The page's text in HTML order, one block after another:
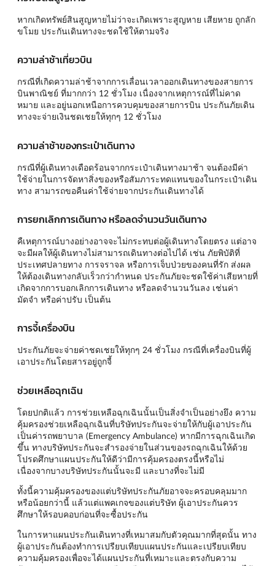
หากเกิดทรัพย์สินสูญหายไม่ว่าจะเกิดเพราะสูญหาย เสียหาย ถูกลัก
ขโมย ประกันเดินทางจะชดใช้ให้ตามจริง
ความล่าช้าเที่ยวบิน
กรณีที่เกิดความล่าช้าจากการเลื่อนเวลาออกเดินทางของสายการ
บินพาณิชย์ ที่มากกว่า 12 ชั่วโมง เนื่องจากเหตุการณ์ที่ไม่คาด
หมาย และอยู่นอกเหนือการควบคุมของสายการบิน ประกันภัยเดิน
ทางจะจ่ายเงินชดเชยให้ทุกๆ 12 ชั่วโมง
ความล่าช้าของกระเป๋าเดินทาง
กรณีที่ผู้เดินทางเดือดร้อนจากกระเป๋าเดินทางมาช้า จนต้องมีค่า
ใช้จ่ายในการจัดหาสิ่งของหรือสัมภาระทดแทนของในกระเป๋าเดิน
ทาง สามารถขอคืนค่าใช้จ่ายจากประกันเดินทางได้
การยกเลิกการเดินทาง หรือลดจำนวนวันเดินทาง
คืเหตุการณ์บางอย่างอาจจะไม่กระทบต่อผู้เดินทางโดยตรง แต่อาจ
จะมีผลให้ผู้เดินทางไม่สามารถเดินทางต่อไปได้ เช่น ภัยพิบัติที่
ประเทศปลายทาง การจราจล หรือการเจ็บป่วยของคนที่รัก ส่งผล
ให้ต้องเดินทางกลับเร็วกว่ากำหนด ประกันภัยจะชดใช้ค่าเสียหายที่
เกิดจากการบอกเลิกการเดินทาง หรือลดจำนวนวันลง เช่นค่า
มัดจำ หรือค่าปรับ เป็นต้น
การจี้เครื่องบิน
ประกันภัยจะจ่ายค่าชดเชยให้ทุกๆ 24 ชั่วโมง กรณีที่เครื่องบินที่ผู้
เอาประกันโดยสารอยู่ถูกจี้
ช่วยเหลือฉุกเฉิน
โดยปกติแล้ว การช่วยเหลือฉุกเฉินนั้นเป็นสิ่งจำเป็นอย่างยึง ความ
คุ้มครองช่วยเหลือฉุกเฉินที่บริษัทประกันจะจ่ายให้กับผู้เอาประกัน
เป็นค่ารถพยาบาล (Emergency Ambulance) หากมีการฉุกเฉินเกิด
ขึ้น ทางบริษัทประกันจะสำรองจ่ายในส่วนของรถฉุกเฉินให้ด้วย
โปรดศึกษาแผนประกันให้ดีว่ามีการคุ้มครองตรงนี้หรือไม่
เนื่องจากบางบริษัทประกันนั้นจะมี และบางที่จะไม่มี
ทั้งนี้ความคุ้มครองของแต่บริษัทประกันภัยอาจจะครอบคลุมมาก
หรือน้อยกว่านี้ แล้วแต่แพคเกจของแต่บริษัท ผู้เอาประกันควร
ศึกษาให้รอบคอบก่อนที่จะซื้อประกัน
ในการหาแผนประกันเดินทางที่เหมาสมกับตัวคุณมากที่สุดนั้น ทาง
ผู้เอาประกันต้องทำการเปรียบเทียบแผนประกันและเปรียบเทียบ
ความคุ้มครองเพื่อจะได้แผนประกันที่เหมาะและตรงกับความ